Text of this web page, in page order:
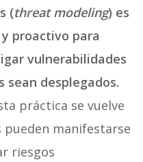
(threat modeling) es
proactivo para
vulnerabilidades
sean desplegados.
práctica se vuelve
pueden manifestarse
riesgos